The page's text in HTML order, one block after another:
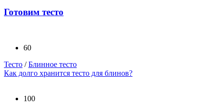
Готовим тесто
60
Тесто /Блинное тесто
Как долго хранится тесто для блинов?
100